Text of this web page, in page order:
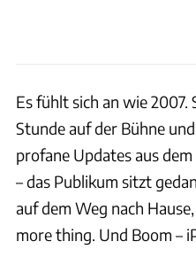
Es fühlt sich an wie 2007.
Stunde auf der Bühne
profane Updates aus
– das Publikum sitzt
auf dem Weg nach
more thing. Und Boom –